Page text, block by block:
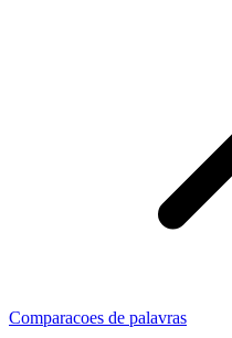
Comparacoes de palavras